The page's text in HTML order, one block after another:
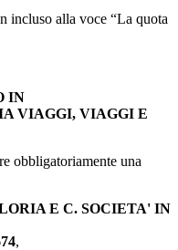
incluso alla voce “La quota
IN
VIAGGI, VIAGGI E
obbligatoriamente una
E C. SOCIETA' IN
,